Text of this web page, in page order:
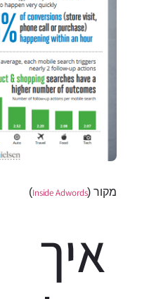
מקור (Inside Adwords
)